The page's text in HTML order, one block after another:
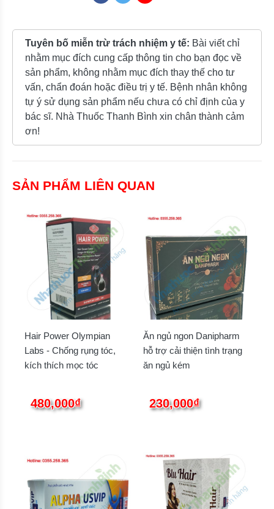
Tuyên bố miễn trừ trách nhiệm y tế: Bài viết chỉ
nhằm mục đích cung cấp thông tin cho bạn đọc về
sản phẩm, không nhằm mục đích thay thế cho tư
vấn, chẩn đoán hoặc điều trị y tế. Bệnh nhân không
tự ý sử dụng sản phẩm nếu chưa có chỉ định của y
bác sĩ. Nhà Thuốc Thanh Bình xin chân thành cảm
ơn!
SẢN PHẨM LIÊN QUAN
Hair Power Olympian
Labs - Chống rụng tóc,
kích thích mọc tóc
480,000₫
Ăn ngủ ngon Danipharm
hỗ trợ cải thiện tình trạng
ăn ngủ kém
230,000₫